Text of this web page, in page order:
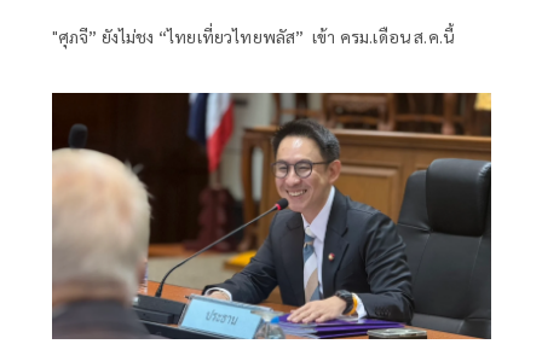
"ศุภจี” ยังไม่ชง “ไทยเที่ยวไทยพลัส” เข้า ครม.เดือน ส.ค.นี้